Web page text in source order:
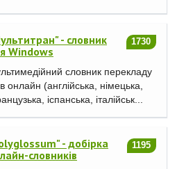
1730
- словник
Windows
словник перекладу
онлайн (англійська, німецька,
іспанська, італійськ...
1195
- добірка
словників